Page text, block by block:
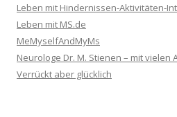
Leben mit Hindernissen-Aktivitäten-
Leben mit MS.de
MeMyselfAndMyMs
Neurologe Dr. M. Stienen – mit vielen
Verrückt aber glücklich